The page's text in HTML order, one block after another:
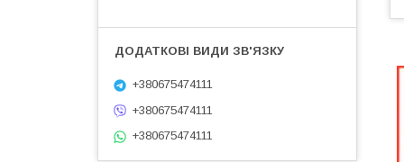
+380675474111
+380675474111
+380675474111